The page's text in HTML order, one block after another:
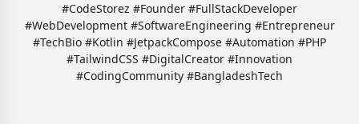
#CodeStorez #Founder #FullStackDeveloper
#WebDevelopment #SoftwareEngineering #Entrepreneur
#TechBio #Kotlin #JetpackCompose #Automation #PHP
#TailwindCSS #DigitalCreator #Innovation
#CodingCommunity #BangladeshTech